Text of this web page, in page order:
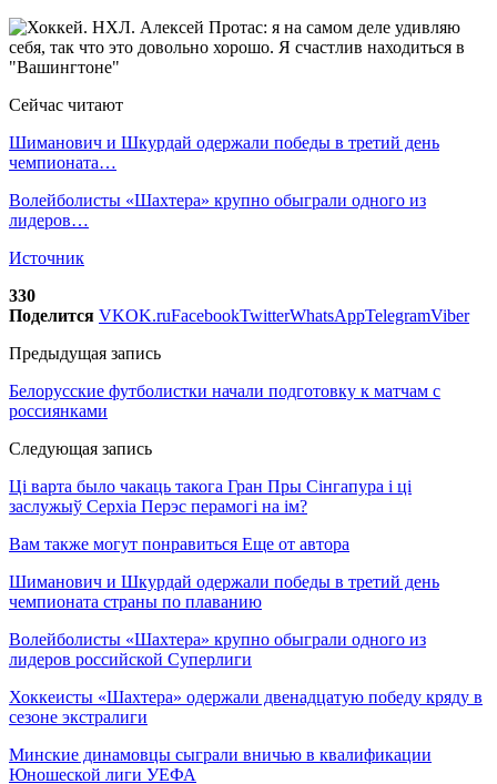
Сейчас читают
Шиманович и Шкурдай одержали победы в третий день
чемпионата…
Волейболисты «Шахтера» крупно обыграли одного из
лидеров…
Источник
330
Поделится VKOK.ruFacebookTwitterWhatsAppTelegramViber
Предыдущая запись
Белорусские футболистки начали подготовку к матчам с
россиянками
Следующая запись
Ці варта было чакаць такога Гран Пры Сінгапура і ці
заслужыў Серхіа Перэс перамогі на ім?
Вам также могут понравиться Еще от автора
Шиманович и Шкурдай одержали победы в третий день
чемпионата страны по плаванию
Волейболисты «Шахтера» крупно обыграли одного из
лидеров российской Суперлиги
Хоккеисты «Шахтера» одержали двенадцатую победу кряду в
сезоне экстралиги
Минские динамовцы сыграли вничью в квалификации
Юношеской лиги УЕФА